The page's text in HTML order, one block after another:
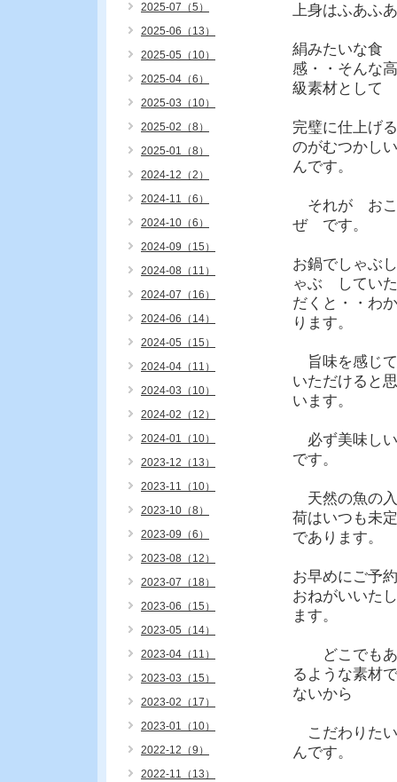
上身はふあふあ
絹みたいな食
感・・そんな高
級素材として
完璧に仕上げる
のがむつかしい
んです。
それが おこ
ぜ です。
お鍋でしゃぶし
ゃぶ していた
だくと・・わか
ります。
旨味を感じて
いただけると思
います。
必ず美味しい
です。
天然の魚の入
荷はいつも未定
であります。
お早めにご予約
おねがいいたし
ます。
どこでもあ
るような素材で
ないから
こだわりたい
んです。
2025-07（5）
2025-06（13）
2025-05（10）
2025-04（6）
2025-03（10）
2025-02（8）
2025-01（8）
2024-12（2）
2024-11（6）
2024-10（6）
2024-09（15）
2024-08（11）
2024-07（16）
2024-06（14）
2024-05（15）
2024-04（11）
2024-03（10）
2024-02（12）
2024-01（10）
2023-12（13）
2023-11（10）
2023-10（8）
2023-09（6）
2023-08（12）
2023-07（18）
2023-06（15）
2023-05（14）
2023-04（11）
2023-03（15）
2023-02（17）
2023-01（10）
2022-12（9）
2022-11（13）